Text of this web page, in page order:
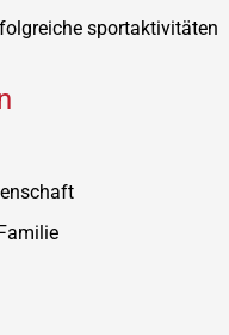
sportaktivitäten